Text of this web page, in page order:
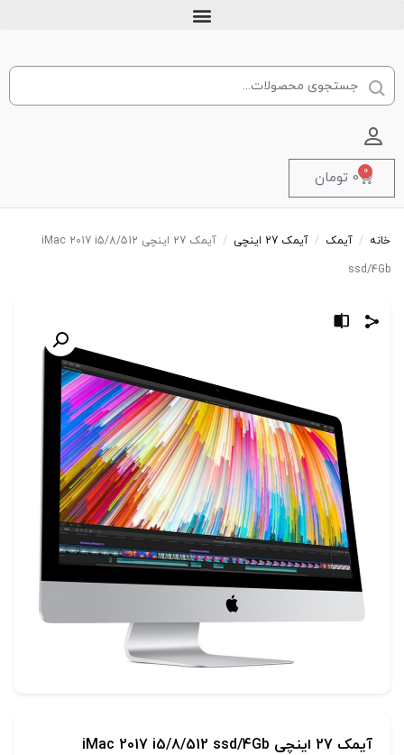
0 تومان 0
خانه / آیمک / آیمک 27 اینچی /
آیمک 27 اینچی iMac 2017 i5/8/512
ssd/4Gb
آیمک 27 اینچی iMac 2017 i5/8/512 ssd/4Gb